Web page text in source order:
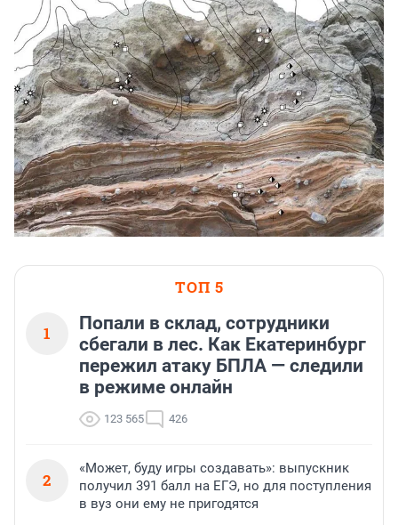
ТОП 5
1
Попали в склад, сотрудники
сбегали в лес. Как Екатеринбург
пережил атаку БПЛА — следили
в режиме онлайн
123 565 426
2
«Может, буду игры создавать»: выпускник
получил 391 балл на ЕГЭ, но для поступления
в вуз они ему не пригодятся